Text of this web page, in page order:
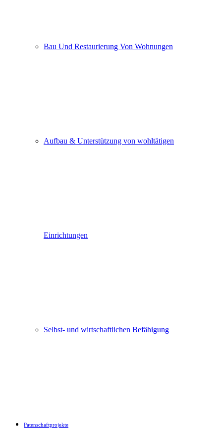
Bau Und Restaurierung Von Wohnungen
Aufbau & Unterstützung von wohltätigen
Einrichtungen
Selbst- und wirtschaftlichen Befähigung
Patenschaftprojekte